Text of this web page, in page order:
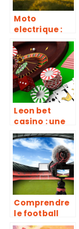
Moto
electrique :
les
informations
essentielles a
decouvrir
Leon bet
casino : une
plateforme
attrayante et
sécurisée
Comprendre
le football
studio live et